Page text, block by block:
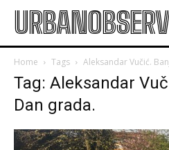
Home Tags Aleksandar Vučić.
Tag: Aleksandar
Dan grada.